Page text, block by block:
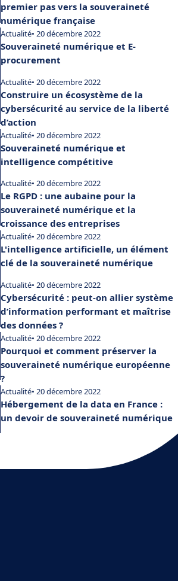
premier pas vers la souveraineté
numérique française
Actualité• 20 décembre 2022
Souveraineté numérique et E-
procurement
Actualité• 20 décembre 2022
Construire un écosystème de la
cybersécurité au service de la liberté
d’action
Actualité• 20 décembre 2022
Souveraineté numérique et
intelligence compétitive
Actualité• 20 décembre 2022
Le RGPD : une aubaine pour la
souveraineté numérique et la
croissance des entreprises
Actualité• 20 décembre 2022
L'intelligence artificielle, un élément
clé de la souveraineté numérique
Actualité• 20 décembre 2022
Cybersécurité : peut-on allier système
d’information performant et maîtrise
des données ?
Actualité• 20 décembre 2022
Pourquoi et comment préserver la
souveraineté numérique européenne
?
Actualité• 20 décembre 2022
Hébergement de la data en France :
un devoir de souveraineté numérique